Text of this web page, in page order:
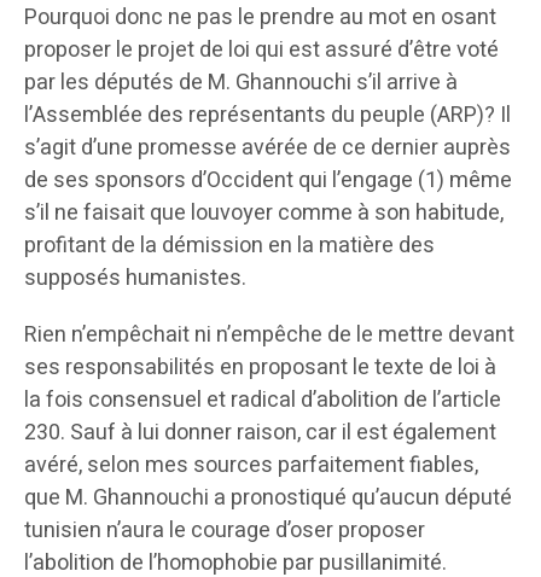
Pourquoi donc ne pas le prendre au mot en osant
proposer le projet de loi qui est assuré d’être voté
par les députés de M. Ghannouchi s’il arrive à
l’Assemblée des représentants du peuple (ARP)? Il
s’agit d’une promesse avérée de ce dernier auprès
de ses sponsors d’Occident qui l’engage (1) même
s’il ne faisait que louvoyer comme à son habitude,
profitant de la démission en la matière des
supposés humanistes.
Rien n’empêchait ni n’empêche de le mettre devant
ses responsabilités en proposant le texte de loi à
la fois consensuel et radical d’abolition de l’article
230. Sauf à lui donner raison, car il est également
avéré, selon mes sources parfaitement fiables,
que M. Ghannouchi a pronostiqué qu’aucun député
tunisien n’aura le courage d’oser proposer
l’abolition de l’homophobie par pusillanimité.